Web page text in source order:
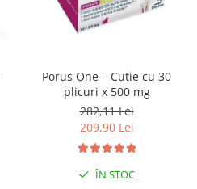
Porus One – Cutie cu 30
plicuri x 500 mg
282,11 Lei
209,90 Lei
ÎN STOC